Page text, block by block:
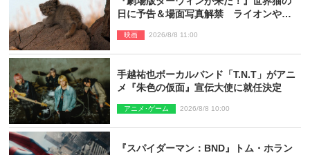
日に予告＆場面写真解禁 ライオンやマ
映画 2026/8/8 11:00
手越祐也ボーカルバンド「T.N.T」がアニ
メ『朱色の仮面』宣伝大使に就任決定
アニメ･ゲーム 2026/8/8 10:00
『スパイダーマン：BND』トム・ホラン